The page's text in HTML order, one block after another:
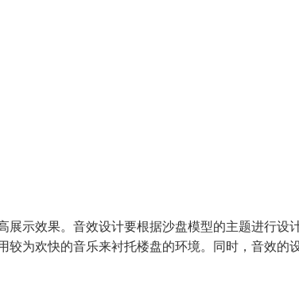
示效果。音效设计要根据沙盘模型的主题进行设
为欢快的音乐来衬托楼盘的环境。同时，音效的